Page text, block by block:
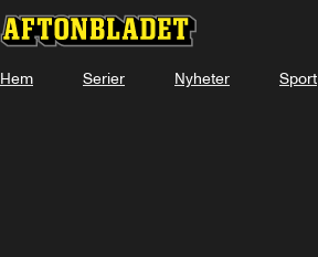
Hem Serier Nyheter Sport